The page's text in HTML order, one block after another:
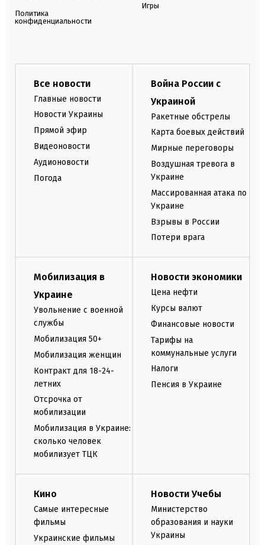
Политика
конфиденциальности
Игры
Все новости
Главные новости
Новости Украины
Прямой эфир
Видеоновости
Аудионовости
Погода
Война России с
Украиной
Ракетные обстрелы
Карта боевых действий
Мирные переговоры
Воздушная тревога в
Украине
Массированная атака по
Украине
Взрывы в России
Потери врага
Мобилизация в
Украине
Увольнение с военной
службы
Мобилизация 50+
Мобилизация женщин
Контракт для 18-24-
летних
Отсрочка от
мобилизации
Мобилизация в Украине:
сколько человек
мобилизует ТЦК
Новости экономики
Цена нефти
Курсы валют
Финансовые новости
Тарифы на
коммунальные услуги
Налоги
Пенсия в Украине
Кино
Самые интересные
фильмы
Украинские фильмы
Новости Учебы
Министерство
образования и науки
Украины